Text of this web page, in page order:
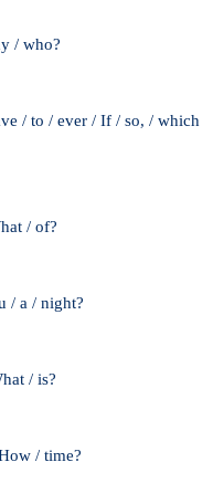
/ who?
/ to / ever / If / so, / which
/ of?
/ a / night?
/ is?
/ time?